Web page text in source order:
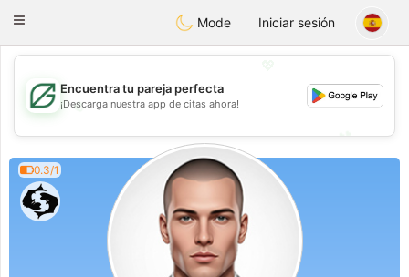
GulfDating
Toggle
Mode Iniciar sesión
💖
💕
💕
Encuentra tu pareja perfecta
¡Descarga nuestra app de citas ahora!
0.3/1